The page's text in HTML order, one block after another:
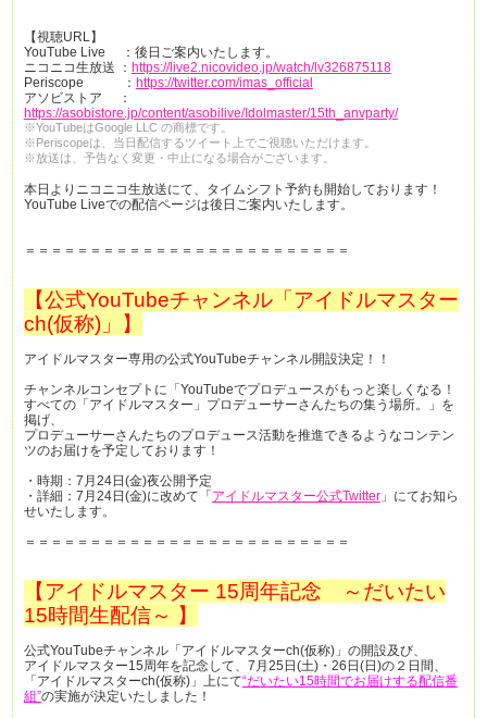
【視聴URL】
YouTube Live ：後日ご案内いたします。
ニコニコ生放送 ： https://live2.nicovideo.jp/watch/lv326875118
Periscope ： https://twitter.com/imas_official
アソビストア ：
https://asobistore.jp/content/asobilive/Idolmaster/15th_anvparty/
※YouTubeはGoogle LLC の商標です。
※Periscopeは、当日配信するツイート上でご視聴いただけます。
※放送は、予告なく変更・中止になる場合がございます。
本日よりニコニコ生放送にて、タイムシフト予約も開始しております！
YouTube Liveでの配信ページは後日ご案内いたします。
＝＝＝＝＝＝＝＝＝＝＝＝＝＝＝＝＝＝＝＝＝＝＝＝＝
【公式YouTubeチャンネル「アイドルマスター
ch(仮称)」】
アイドルマスター専用の公式YouTubeチャンネル開設決定！！
チャンネルコンセプトに「YouTubeでプロデュースがもっと楽しくなる！
すべての「アイドルマスター」プロデューサーさんたちの集う場所。」を
掲げ、
プロデューサーさんたちのプロデュース活動を推進できるようなコンテン
ツのお届けを予定しております！
・時期：7月24日(金)夜公開予定
・詳細：7月24日(金)に改めて「アイドルマスター公式Twitter」にてお知ら
せいたします。
＝＝＝＝＝＝＝＝＝＝＝＝＝＝＝＝＝＝＝＝＝＝＝＝＝
【アイドルマスター 15周年記念 ～だいたい
15時間生配信～ 】
公式YouTubeチャンネル「アイドルマスターch(仮称)」の開設及び、
アイドルマスター15周年を記念して、7月25日(土)・26日(日)の２日間、
「アイドルマスターch(仮称)」上にて“だいたい15時間でお届けする配信番
組”の実施が決定いたしました！